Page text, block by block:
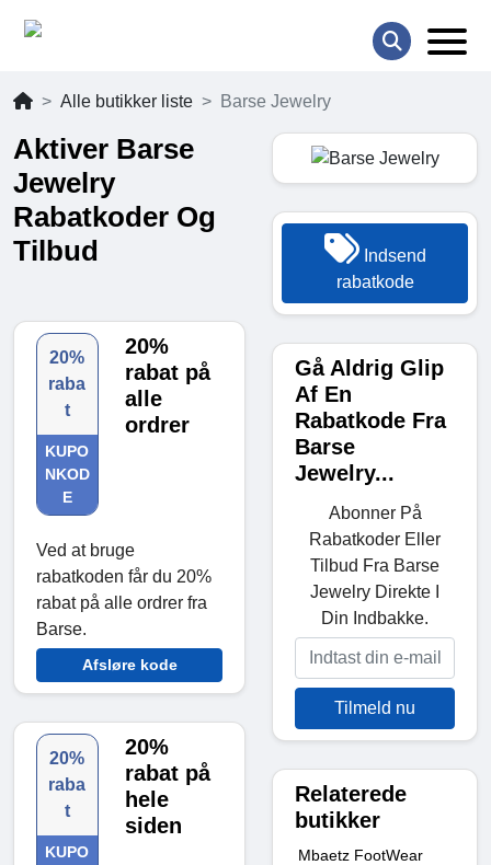
Alle butikker liste Barse Jewelry
Aktiver Barse
Jewelry
Rabatkoder Og
Tilbud
20%
raba
t
KUPO
NKOD
E
20%
rabat på
alle
ordrer
Ved at bruge
rabatkoden får du 20%
rabat på alle ordrer fra
Barse.
Afsløre kode
20%
raba
t
KUPO
20%
rabat på
hele
siden
Indsend
rabatkode
Gå Aldrig Glip
Af En
Rabatkode Fra
Barse
Jewelry...
Abonner På
Rabatkoder Eller
Tilbud Fra Barse
Jewelry Direkte I
Din Indbakke.
Tilmeld nu
Relaterede
butikker
Mbaetz FootWear